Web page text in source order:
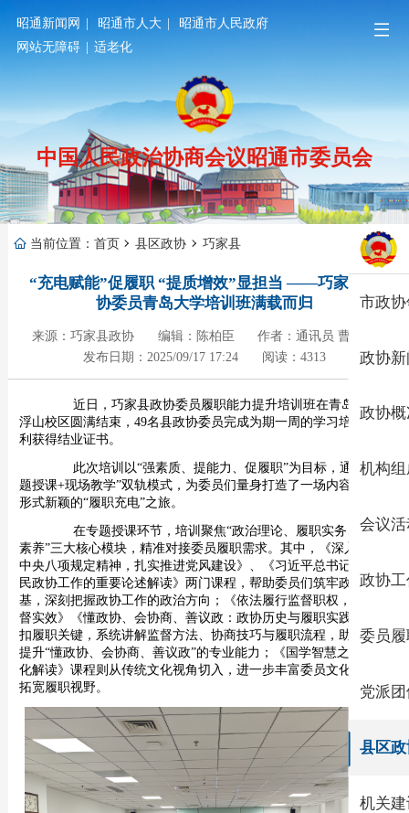
昭通新闻网 | 昭通市人大 |
昭通市人民政府
网站无障碍 | 适老化
中国人民政治协商会议昭通市委员会
市政
政协新
政协概
机构组
会议活
政协工
委员履
党派
县区政
机关建
当前位置： 首页 县区政协 巧家县
“充电赋能”促履职 “提质增效”显担当 ——巧家县政
协委员青岛大学培训班满载而归
来源：巧家县政协 编辑：陈柏臣
作者：通讯员 曹林林
发布日期：2025/09/17 17:24
阅读：4313
近日 ，巧家县政协委员履职能力提升培训班在青岛大学
浮山校区圆满结束， 49名县政协委员完成为期一周的学习培训并顺
利获得结业证书。
此次培训以“强素质、提能力、促履职”为目标，通过“专
题授课+现场教学”双轨模式，为委员们量身打造了一场内容丰富、
形式新颖的“履职充电”之旅。
在专题授课环节，培训聚焦“政治理论、履职实务、文化
素养”三大核心模块，精准对接委员履职需求。其中 ，
《深入贯彻
中央八项规定精神 ， 扎实推进党风建设》
《习近平总书记关于人
民政协工作的重要论述解读》两门课程，帮助委员们筑牢政治根
基， 深刻把握政协工作的政治方向 ；
《依法履行监督职权，提高监
督实效》《懂政协、会协商、善议政：政协历史与履职实践》则紧
扣履职关键，系统讲解监督方法、协商技巧与履职流程，助力委员
提升“懂政协、会协商、善议政”的专业能力 ；
《国学智慧之易经文
化解读》课程则从传统文化视角切入，进一步丰富委员文化素养，
拓宽履职视野。